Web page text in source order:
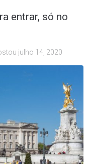
entrar, só no
julho 14, 2020